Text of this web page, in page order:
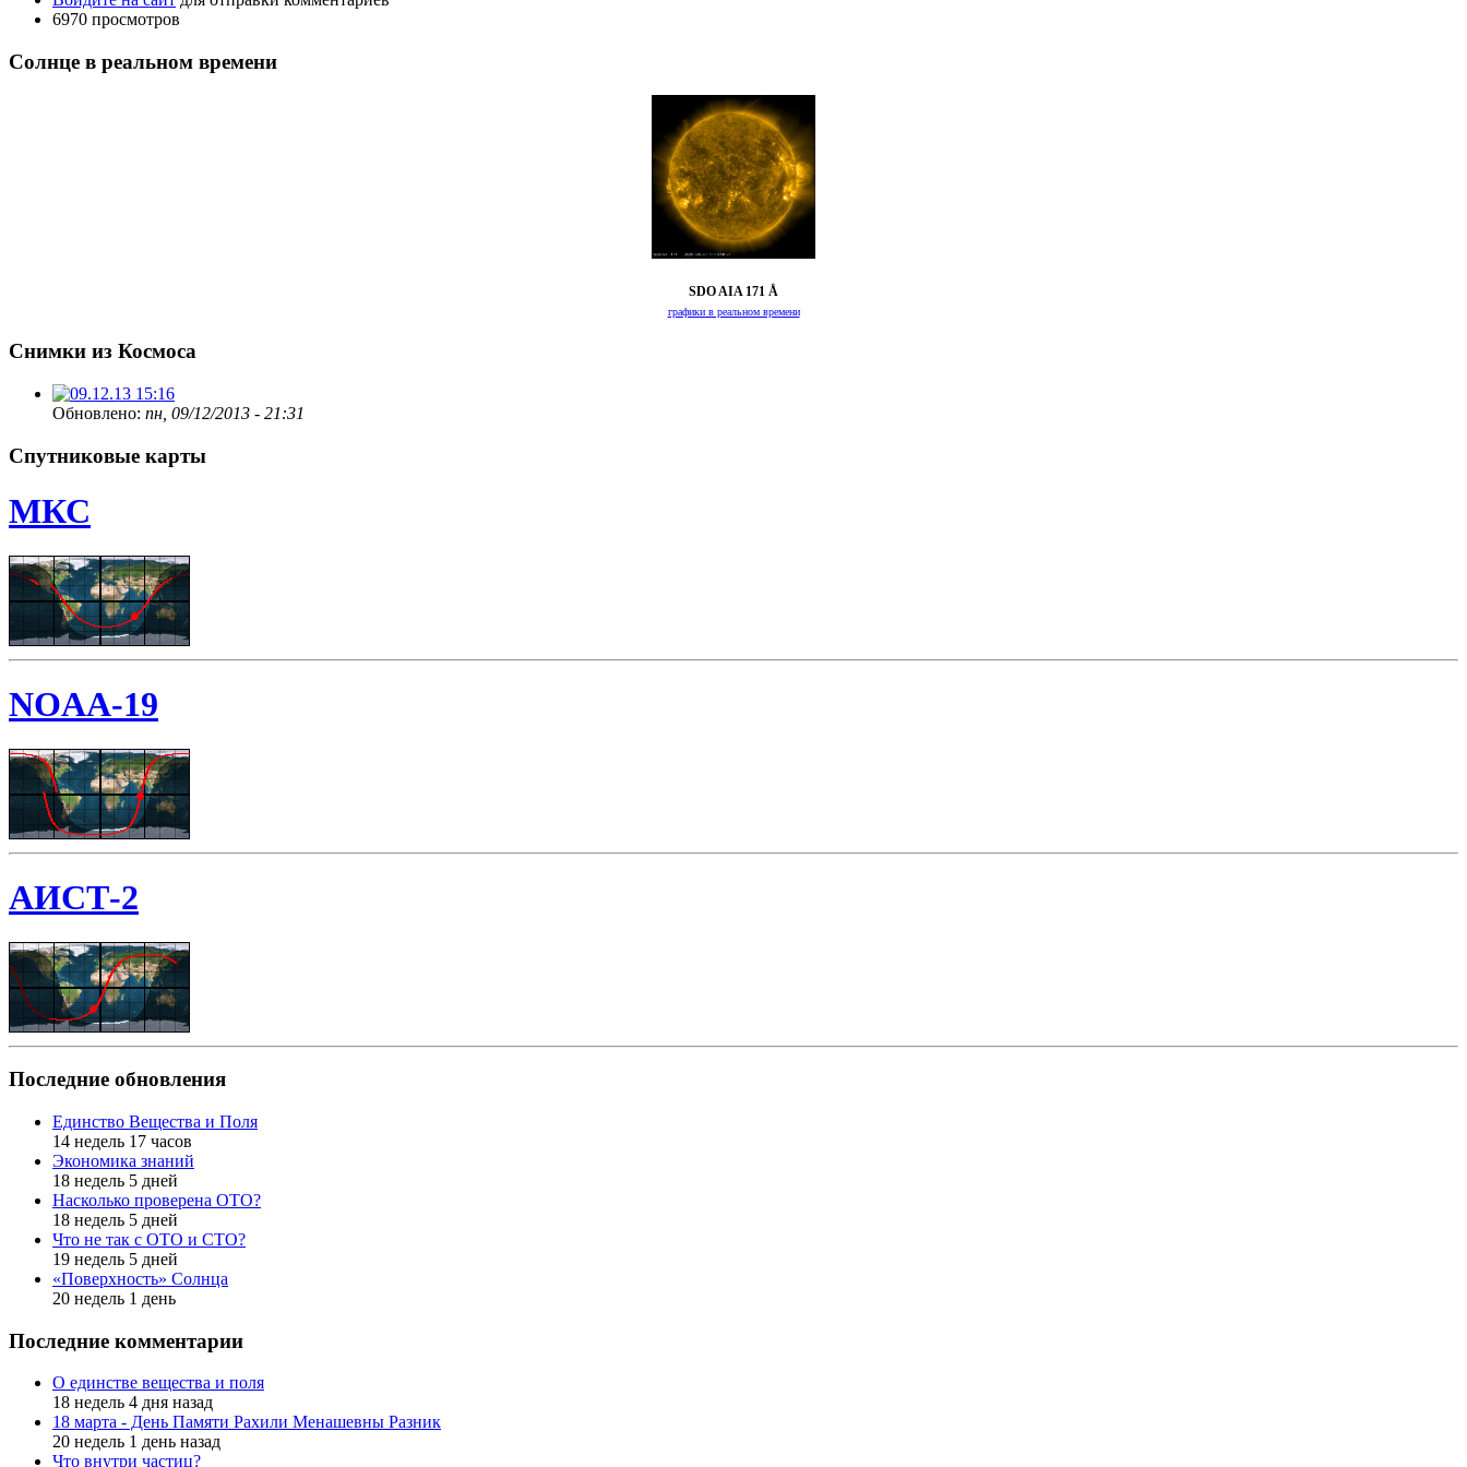
6970 просмотров
Солнце в реальном времени
SDO AIA 171 Å
графики в реальном времени
Снимки из Космоса
Обновлено: пн, 09/12/2013 - 21:31
Спутниковые карты
МКС
NOAA-19
АИСТ-2
Последние обновления
Единство Вещества и Поля
14 недель 17 часов
Экономика знаний
18 недель 5 дней
Насколько проверена ОТО?
18 недель 5 дней
Что не так с ОТО и СТО?
19 недель 5 дней
«Поверхность» Солнца
20 недель 1 день
Последние комментарии
О единстве вещества и поля
18 недель 4 дня назад
18 марта - День Памяти Рахили Менашевны Разник
20 недель 1 день назад
Что внутри частиц?